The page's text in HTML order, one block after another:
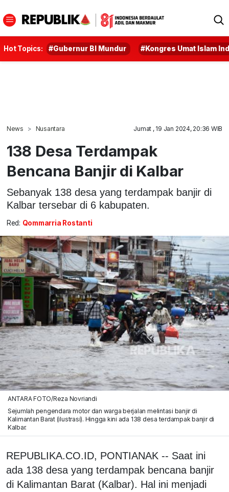
Hot Topics: #Gubernur BI Mundur #Kongres Umat Islam
News Nusantara Jumat , 19 Jan 2024, 20:36 WIB
138 Desa Terdampak
Bencana Banjir di Kalbar
Sebanyak 138 desa yang terdampak banjir di
Kalbar tersebar di 6 kabupaten.
Red: Qommarria Rostanti
ANTARA FOTO/Reza Novriandi
Sejumlah pengendara motor dan warga berjalan melintasi banjir di
Kalimantan Barat (ilustrasi). Hingga kini ada 138 desa terdampak banjir di
Kalbar.
REPUBLIKA.CO.ID, PONTIANAK -- Saat ini
ada 138 desa yang terdampak bencana banjir
di Kalimantan Barat (Kalbar). Hal ini menjadi